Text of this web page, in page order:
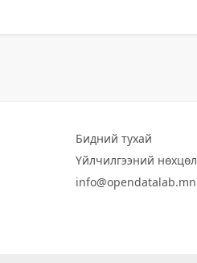
Бидний тухай
Үйлчилгээний нөхцөл
info@opendatalab.mn